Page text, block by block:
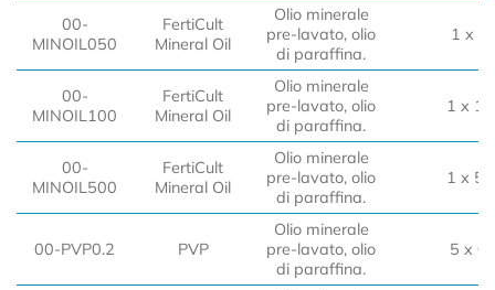
DESCRIZIONE
00-
MINOIL050
FertiCult
Mineral Oil
Olio minerale
pre-lavato, olio
di paraffina.
1 x
00-
MINOIL100
FertiCult
Mineral Oil
Olio minerale
pre-lavato, olio
di paraffina.
1 x
00-
MINOIL500
FertiCult
Mineral Oil
Olio minerale
pre-lavato, olio
di paraffina.
1 x
00-PVP0.2 PVP
Olio minerale
pre-lavato, olio
di paraffina.
5 x